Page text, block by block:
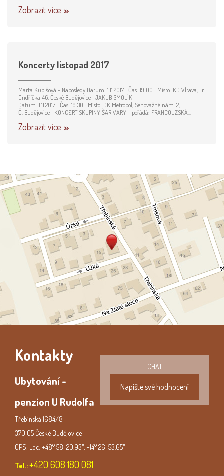
Zobrazit více
Koncerty listopad 2017
Marta Kubišová - Naposledy Datum: 1.11.2017 Čas: 19:00 Místo: KD Vltava, Fr.
Ondříčka 46, České Budějovice JAKUB SMOLÍK
Datum: 1.11.2017 Čas: 19:30 Místo: DK Metropol, Senovážné nám. 2,
Č. Budějovice KONCERT SKUPINY ŠARIVARY - pořádá: FRANCOUZSKÁ...
Zobrazit více
Kontakty
CHAT
Napište své hodnocení
Ubytování -
penzion U Rudolfa
Třebínská 1684/8
370 05 České Budějovice
GPS: Loc: +48° 58' 20.93", +14° 26' 53.65"
Tel.:+420 608 180 081